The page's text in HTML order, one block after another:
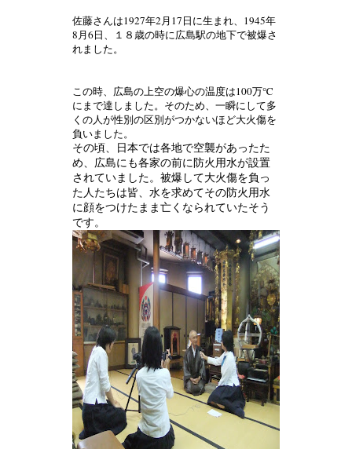
佐藤さんは1927年2月17日に生まれ、1945年
8月6日、１８歳の時に広島駅の地下で被爆さ
れました。
この時、広島の上空の爆心の温度は100万℃
にまで達しました。そのため、一瞬にして多
くの人が性別の区別がつかないほど大火傷を
負いました。
その頃、日本では各地で空襲があったた
め、広島にも各家の前に防火用水が設置
されていました。被爆して大火傷を負っ
た人たちは皆、水を求めてその防火用水
に顔をつけたまま亡くなられていたそう
です。